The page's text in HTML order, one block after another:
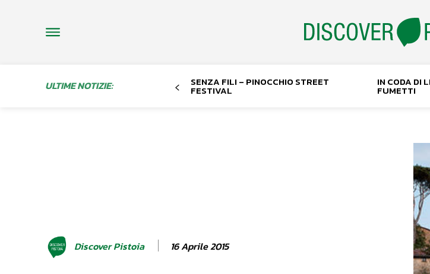
ULTIME NOTIZIE: SENZA FILI – PINOCCHIO STREET
FESTIVAL
IN CODA DI
FUMETTI
Discover Pistoia 16 Aprile 2015